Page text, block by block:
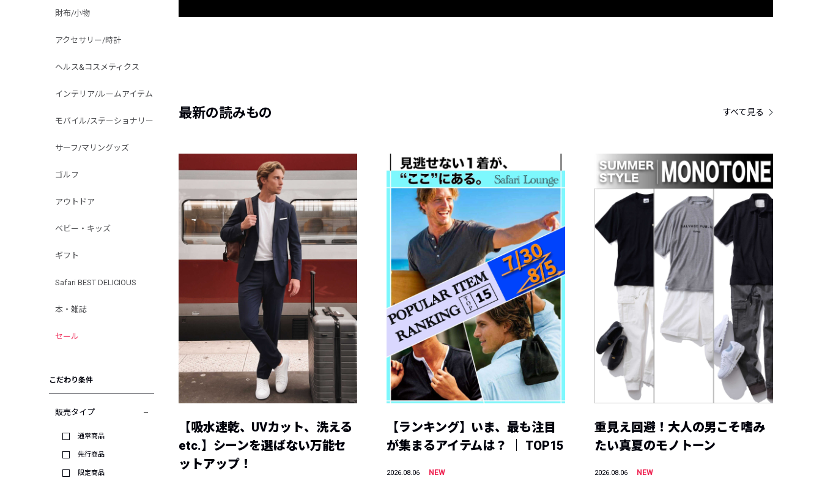
財布/小物
アクセサリー/時計
ヘルス&コスメティクス
インテリア/ルームアイテム
モバイル/ステーショナリー
サーフ/マリングッズ
ゴルフ
アウトドア
ベビー・キッズ
ギフト
Safari BEST DELICIOUS
本・雑誌
セール
こだわり条件
販売タイプ
通常商品
先行商品
限定商品
最新の読みもの すべて見る
【吸水速乾、UVカット、洗える
etc.】シーンを選ばない万能セ
ットアップ！
【ランキング】いま、最も注目
が集まるアイテムは？ ｜ TOP15
2026.08.06
NEW
重見え回避！大人の男こそ嗜み
たい真夏のモノトーン
2026.08.06
NEW